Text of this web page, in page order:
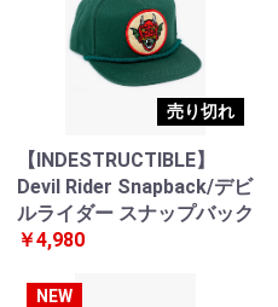
売り切れ
【INDESTRUCTIBLE】
Devil Rider Snapback/デビ
ルライダー スナップバック
￥4,980
NEW